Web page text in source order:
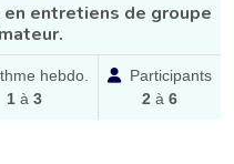
entretiens de groupe
hebdo.
1à 3
Participants
2 à6